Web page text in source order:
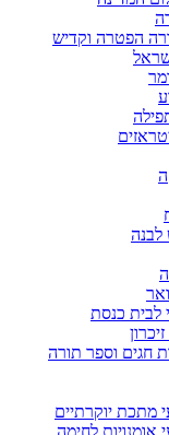
הפטרה וקדיש
לבנה
לבית כנסת
חגים וספר תורה
מתכת יוקרתיים
אומנויות לחימה